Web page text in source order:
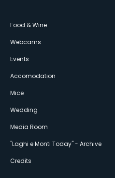
Food & Wine
Webcams
Events
Accomodation
Mice
Wedding
Media Room
"Laghi e Monti Today" - Archive
Credits